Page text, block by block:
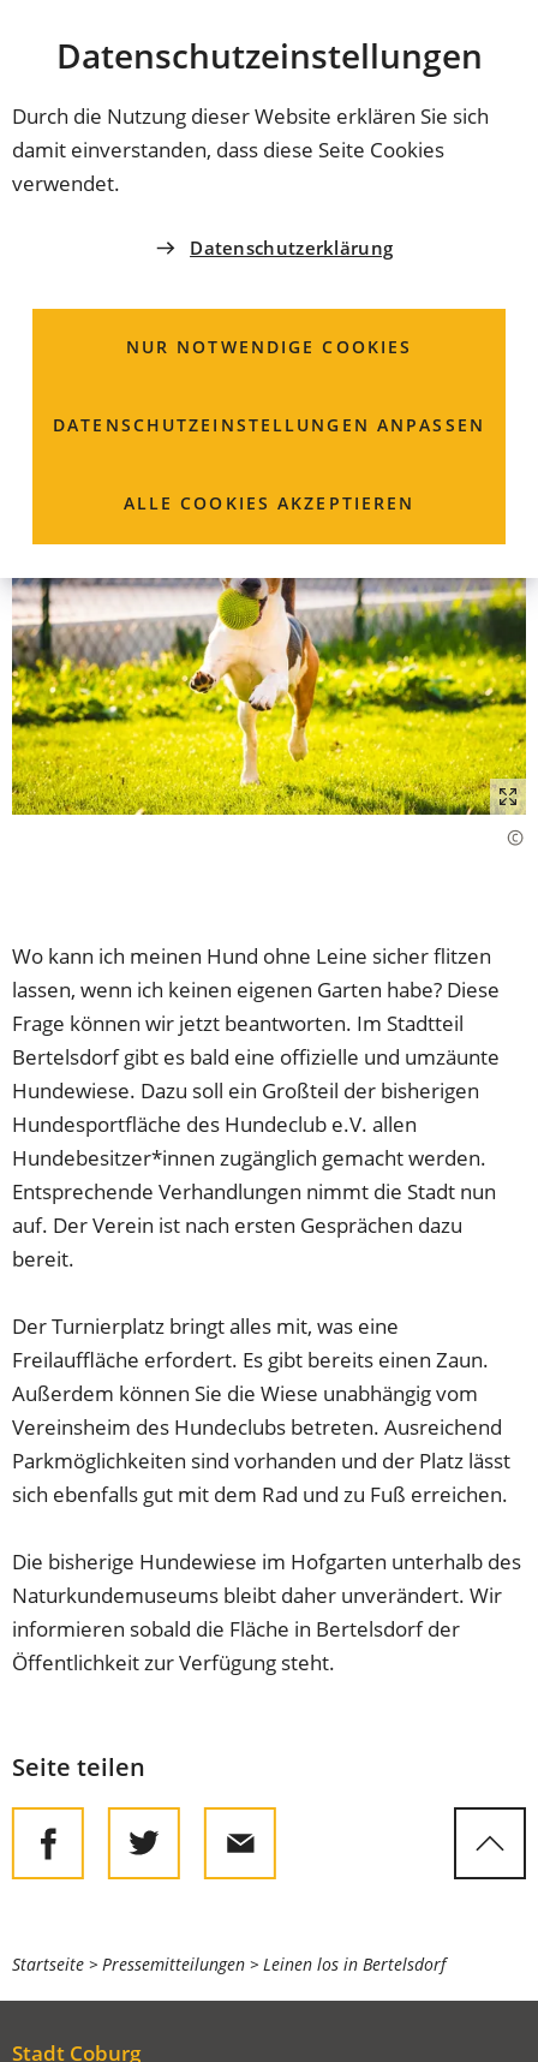
Datenschutz­einstellungen
Durch die Nutzung dieser Website erklären Sie sich
damit einverstanden, dass diese Seite Cookies
verwendet.
Datenschutzerklärung
NUR NOTWENDIGE COOKIES
DATENSCHUTZ­EINSTELLUNGEN ANPASSEN
ALLE COOKIES AKZEPTIEREN
INHALT ANSPRINGEN
Coburg
HUNDEWIESE
Hundesportplatzes für alle Hundebesitzer*innen
Wo kann ich meinen Hund ohne Leine sicher flitzen
lassen, wenn ich keinen eigenen Garten habe? Diese
Frage können wir jetzt beantworten. Im Stadtteil
Bertelsdorf gibt es bald eine offizielle und umzäunte
Hundewiese. Dazu soll ein Großteil der bisherigen
Hundesportfläche des Hundeclub e.V. allen
Hundebesitzer*innen zugänglich gemacht werden.
Entsprechende Verhandlungen nimmt die Stadt nun
auf. Der Verein ist nach ersten Gesprächen dazu
bereit.
Der Turnierplatz bringt alles mit, was eine
Freilauffläche erfordert. Es gibt bereits einen Zaun.
Außerdem können Sie die Wiese unabhängig vom
Vereinsheim des Hundeclubs betreten. Ausreichend
Parkmöglichkeiten sind vorhanden und der Platz lässt
sich ebenfalls gut mit dem Rad und zu Fuß erreichen.
Die bisherige Hundewiese im Hofgarten unterhalb des
Naturkundemuseums bleibt daher unverändert. Wir
informieren sobald die Fläche in Bertelsdorf der
Öffentlichkeit zur Verfügung steht.
Seite teilen
Sie
befinden
sich
Startseite Pressemitteilungen Leinen los in Bertelsdorf
Stadt Coburg